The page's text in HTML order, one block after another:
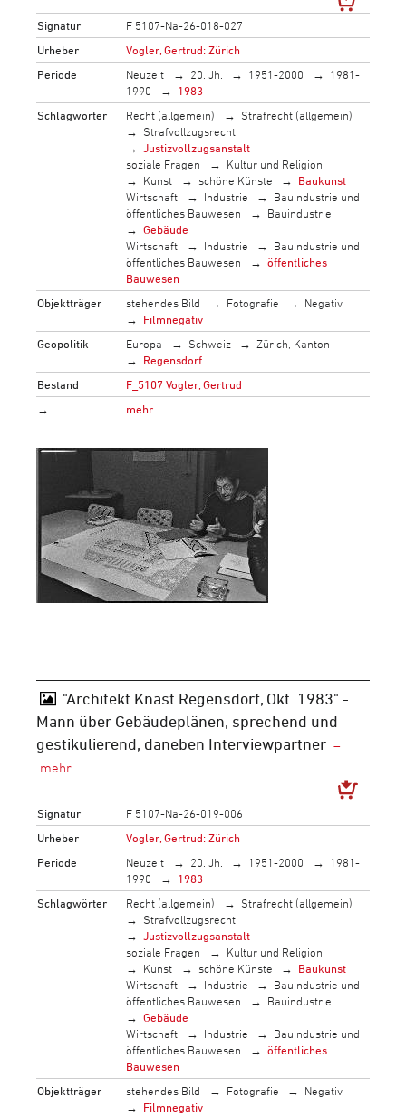
Signatur
F 5107-Na-26-018-027
Urheber
Vogler, Gertrud: Zürich
Periode
Neuzeit 20. Jh. 1951-2000
1981-
1990
1983
Schlagwörter
Recht (allgemein)
Strafrecht (allgemein)
Strafvollzugsrecht
Justizvollzugsanstalt
soziale Fragen
Kultur und Religion
Kunst
schöne Künste
Baukunst
Wirtschaft
Industrie
Bauindustrie und
öffentliches Bauwesen
Bauindustrie
Gebäude
Wirtschaft
Industrie
Bauindustrie und
öffentliches Bauwesen
öffentliches
Bauwesen
Objektträger
stehendes Bild Fotografie
Negativ
Filmnegativ
Geopolitik
Europa Schweiz
Zürich, Kanton
Regensdorf
Bestand
F_5107 Vogler, Gertrud
→
mehr…
"Architekt Knast Regensdorf, Okt. 1983" -
Mann über Gebäudeplänen, sprechend und
gestikulierend, daneben Interviewpartner
Signatur
F 5107-Na-26-019-006
Urheber
Vogler, Gertrud: Zürich
Periode
Neuzeit 20. Jh. 1951-2000
1981-
1990
1983
Schlagwörter
Recht (allgemein)
Strafrecht (allgemein)
Strafvollzugsrecht
Justizvollzugsanstalt
soziale Fragen
Kultur und Religion
Kunst
schöne Künste
Baukunst
Wirtschaft
Industrie
Bauindustrie und
öffentliches Bauwesen
Bauindustrie
Gebäude
Wirtschaft
Industrie
Bauindustrie und
öffentliches Bauwesen
öffentliches
Bauwesen
Objektträger
stehendes Bild Fotografie
Negativ
Filmnegativ